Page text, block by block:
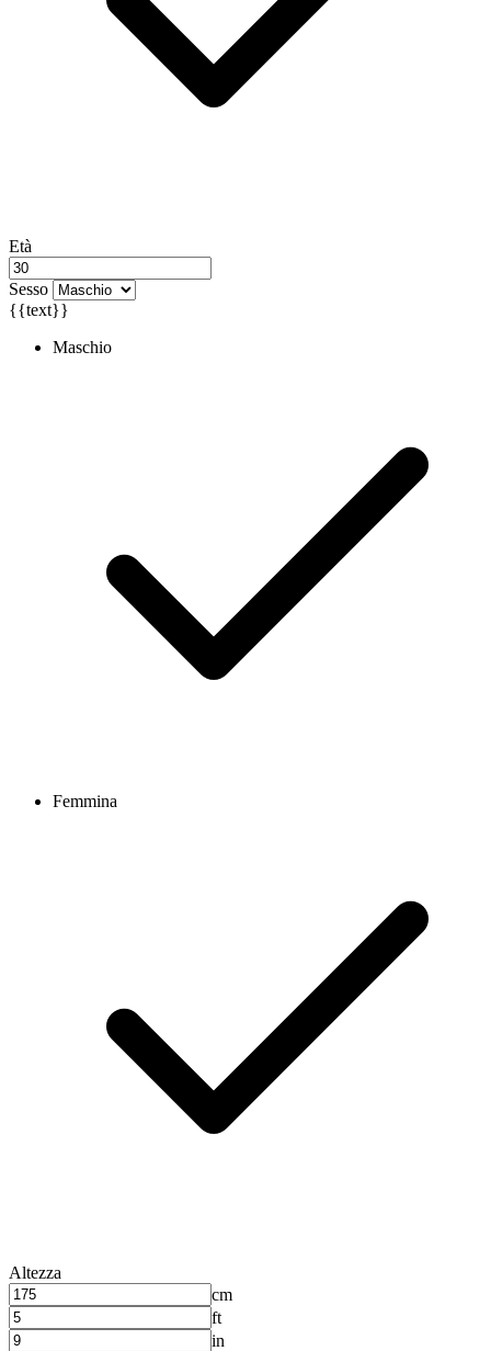
Età
Sesso
{{text}}
Maschio
Femmina
Altezza
cm
ft
in